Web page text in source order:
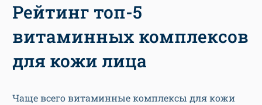
Рейтинг топ-5
витаминных комплексов
для кожи лица
Чаще всего витаминные комплексы для кожи